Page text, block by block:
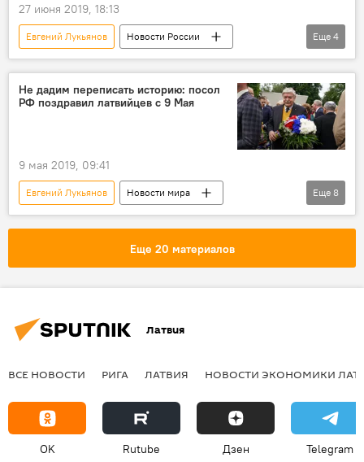
27 июня 2019, 18:13
Евгений Лукьянов
Новости России
Новости мира
Латвия
Россия
Еще 4
Не дадим переписать историю: посол
РФ поздравил латвийцев с 9 Мая
9 мая 2019, 09:41
Евгений Лукьянов
Новости мира
Новости России
Новости Латвии
Великая Отечественная война
День Победы
посольство РФ в Латвии
Еще 8
Еще 20 материалов
Латвия
ВСЕ НОВОСТИ РИГА ЛАТВИЯ НОВОСТИ ЭКОНОМИКИ
OK Rutube Дзен Telegram